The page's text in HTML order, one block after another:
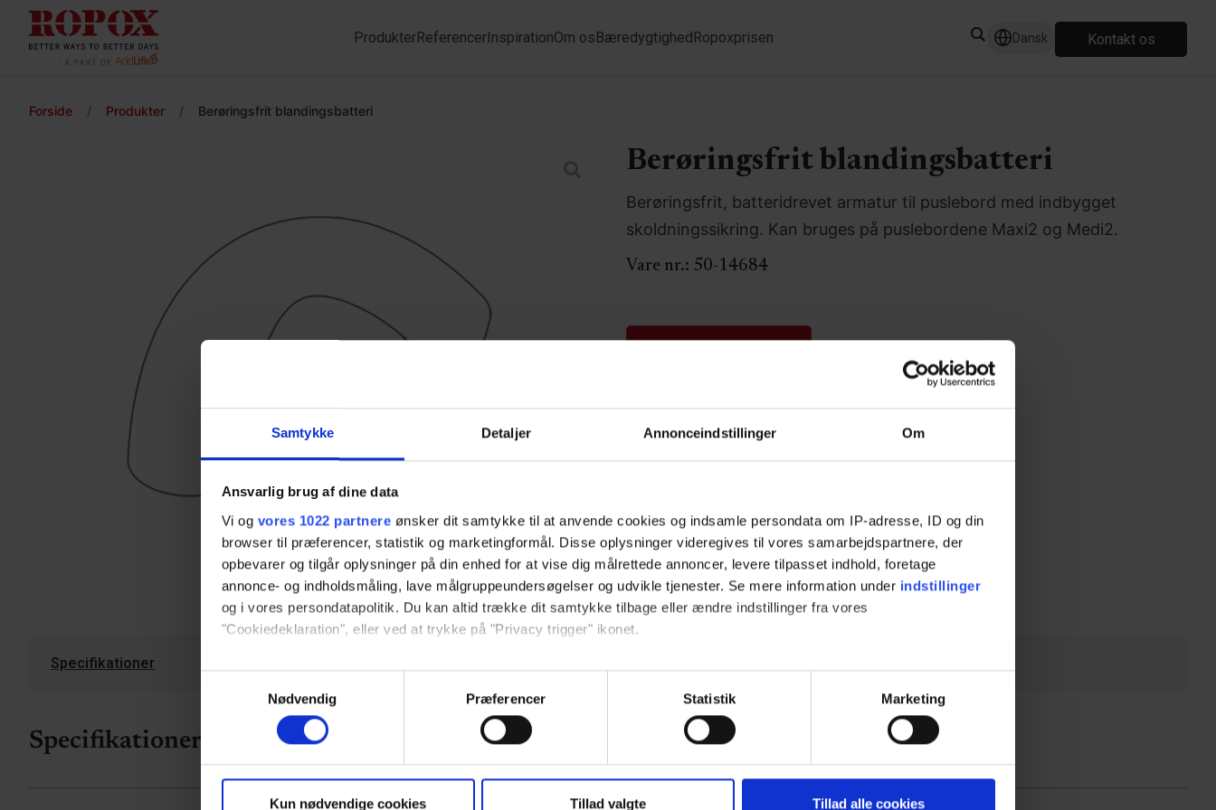
Samtykke Detaljer Annonceindstillinger Om
Ansvarlig brug af dine data
Vi og vores 1022 partnere ønsker dit samtykke til at anvende cookies og indsamle persondata om IP-adresse, ID og din
browser til præferencer, statistik og marketingformål. Disse oplysninger videregives til vores samarbejdspartnere, der
opbevarer og tilgår oplysninger på din enhed for at vise dig målrettede annoncer, levere tilpasset indhold, foretage
annonce- og indholdsmåling, lave målgruppeundersøgelser og udvikle tjenester. Se mere information under indstillinger
og i vores persondatapolitik. Du kan altid trække dit samtykke tilbage eller ændre indstillinger fra vores
"Cookiedeklaration", eller ved at trykke på "Privacy trigger" ikonet.
Hvis du tillader det, vil vi også gerne:
Indsamle præcise oplysninger om din placering, der kan være nøjagtig inden for få meter
Identificere din enhed baseret på en scanning af dens unikke karakteristika (fingerprinting)
Dine valg anvendes på hele websitet.
Vi bruger cookies til at tilpasse vores indhold og annoncer, til at vise dig funktioner til sociale medier og til at analysere
Nødvendig
Præferencer Statistik Marketing
Kun nødvendige cookies Tillad valgte Tillad alle cookies
ProdukterReferencerInspirationOm osBæredygtighedRopoxprisen Dansk Kontakt os
Forside / Produkter / Berøringsfrit blandingsbatteri
Berøringsfrit blandingsbatteri
Berøringsfrit, batteridrevet armatur til puslebord med indbygget
skoldningssikring. Kan bruges på puslebordene Maxi2 og Medi2.
Vare nr.: 50-14684
Specifikationer
Specifikationer